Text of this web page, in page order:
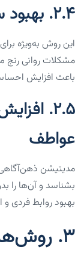
۲.۴. بهبود سلامت روان
این روش به‌ویژه
مشکلات روانی رنج
باعث افزایش
۲.۵.
عواطف
مدیتیشن
بشناسد و آن‌ها را
بهبود روابط فردی
۳.